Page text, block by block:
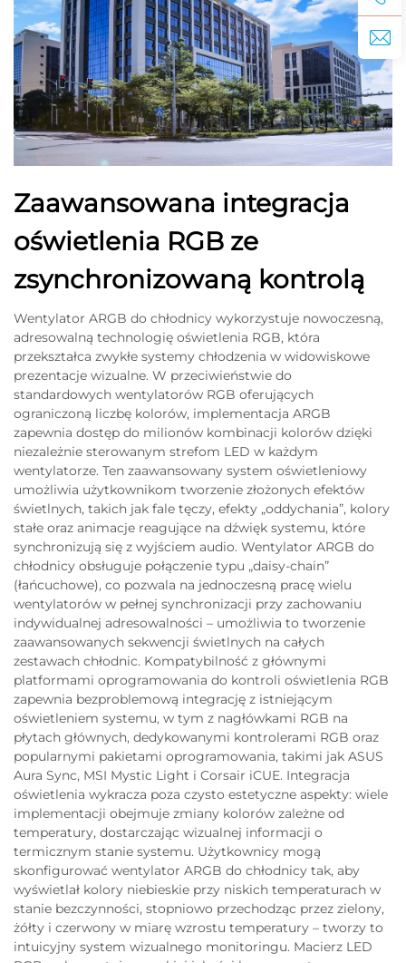
Zaawansowana integracja
oświetlenia RGB ze
zsynchronizowaną kontrolą
Wentylator ARGB do chłodnicy wykorzystuje nowoczesną,
adresowalną technologię oświetlenia RGB, która
przekształca zwykłe systemy chłodzenia w widowiskowe
prezentacje wizualne. W przeciwieństwie do
standardowych wentylatorów RGB oferujących
ograniczoną liczbę kolorów, implementacja ARGB
zapewnia dostęp do milionów kombinacji kolorów dzięki
niezależnie sterowanym strefom LED w każdym
wentylatorze. Ten zaawansowany system oświetleniowy
umożliwia użytkownikom tworzenie złożonych efektów
świetlnych, takich jak fale tęczy, efekty „oddychania”, kolory
stałe oraz animacje reagujące na dźwięk systemu, które
synchronizują się z wyjściem audio. Wentylator ARGB do
chłodnicy obsługuje połączenie typu „daisy-chain”
(łańcuchowe), co pozwala na jednoczesną pracę wielu
wentylatorów w pełnej synchronizacji przy zachowaniu
indywidualnej adresowalności – umożliwia to tworzenie
zaawansowanych sekwencji świetlnych na całych
zestawach chłodnic. Kompatybilność z głównymi
platformami oprogramowania do kontroli oświetlenia RGB
zapewnia bezproblemową integrację z istniejącym
oświetleniem systemu, w tym z nagłówkami RGB na
płytach głównych, dedykowanymi kontrolerami RGB oraz
popularnymi pakietami oprogramowania, takimi jak ASUS
Aura Sync, MSI Mystic Light i Corsair iCUE. Integracja
oświetlenia wykracza poza czysto estetyczne aspekty: wiele
implementacji obejmuje zmiany kolorów zależne od
temperatury, dostarczając wizualnej informacji o
termicznym stanie systemu. Użytkownicy mogą
skonfigurować wentylator ARGB do chłodnicy tak, aby
wyświetlał kolory niebieskie przy niskich temperaturach w
stanie bezczynności, stopniowo przechodząc przez zielony,
żółty i czerwony w miarę wzrostu temperatury – tworzy to
intuicyjny system wizualnego monitoringu. Macierz LED